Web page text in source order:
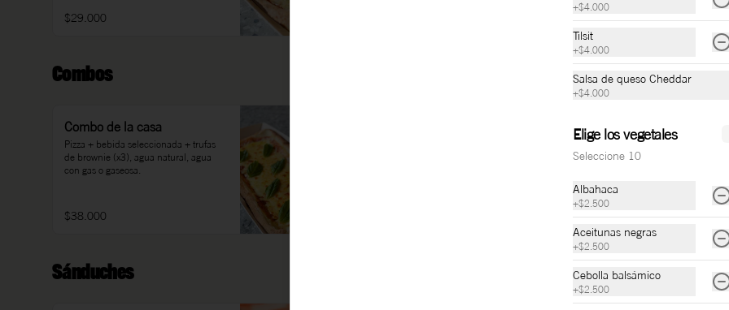
$29.000
Combos
Combo de la casa
Pizza + bebida seleccionada + trufas
de brownie (x3), agua natural, agua
con gas o gaseosa.
$38.000
Sánduches
+$4.000
Tilsit
+$4.000
Salsa de queso Cheddar
+$4.000
Elige los vegetales
Seleccione 10
Albahaca
+$2.500
Aceitunas negras
+$2.500
Cebolla balsámico
+$2.500